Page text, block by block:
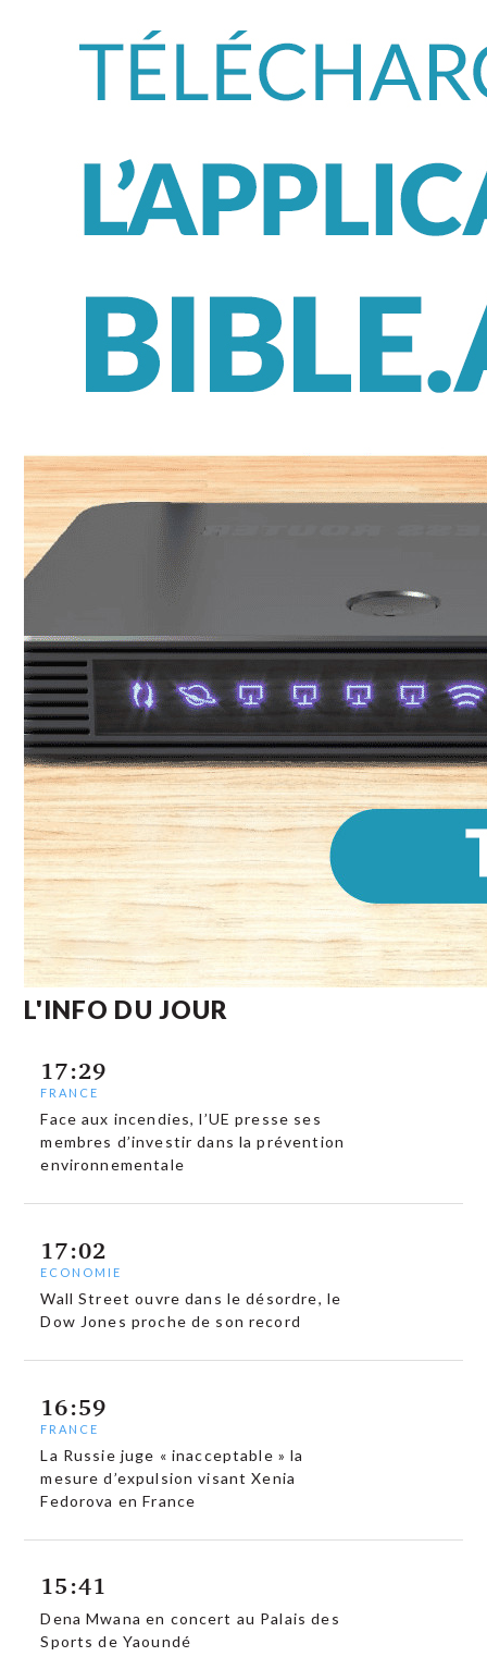
L'INFO DU JOUR
17:29
FRANCE
Face aux incendies, l’UE presse ses
membres d’investir dans la prévention
environnementale
17:02
ECONOMIE
Wall Street ouvre dans le désordre, le
Dow Jones proche de son record
16:59
FRANCE
La Russie juge « inacceptable » la
mesure d’expulsion visant Xenia
Fedorova en France
15:41
Dena Mwana en concert au Palais des
Sports de Yaoundé